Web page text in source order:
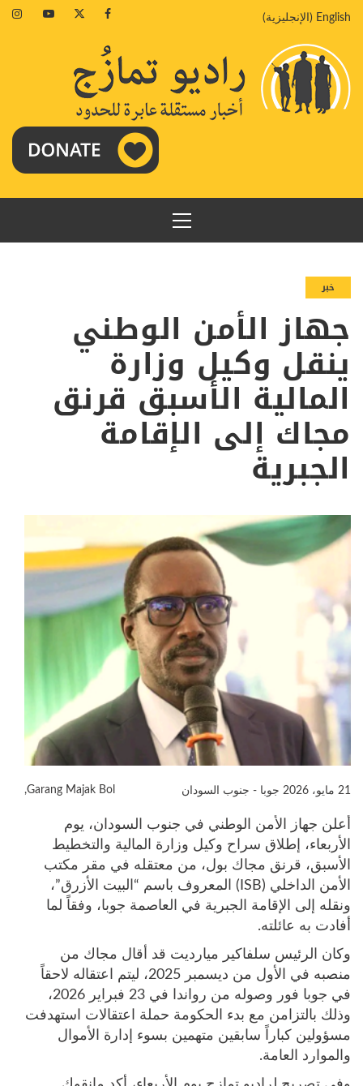
إلىEnglish
( الإنجليزية)
Facebook
Twitter
Youtube
القائمة
الرئيسية
خبر
جهاز الأمن الوطني
ينقل وكيل وزارة
المالية الأسبق قرنق
مجاك إلى الإقامة
الجبرية
Garang Majak Bol, 21 مايو، 2026 جوبا - جنوب السودان
أعلن جهاز الأمن الوطني في جنوب السودان، يوم
الأربعاء، إطلاق سراح وكيل وزارة المالية والتخطيط
الأسبق، قرنق مجاك بول، من معتقله في مقر مكتب
الأمن الداخلي (ISB) المعروف باسم “البيت الأزرق”،
ونقله إلى الإقامة الجبرية في العاصمة جوبا، وفقاً لما
أفادت به عائلته.
وكان الرئيس سلفاكير ميارديت قد أقال مجاك من
منصبه في الأول من ديسمبر 2025، ليتم اعتقاله لاحقاً
في جوبا فور وصوله من رواندا في 23 فبراير 2026،
وذلك بالتزامن مع بدء الحكومة حملة اعتقالات استهدفت
مسؤولين كباراً سابقين متهمين بسوء إدارة الأموال
والموارد العامة.